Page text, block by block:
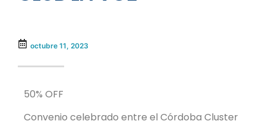
octubre 11, 2023
50% OFF
Convenio celebrado entre el Córdoba Cluster